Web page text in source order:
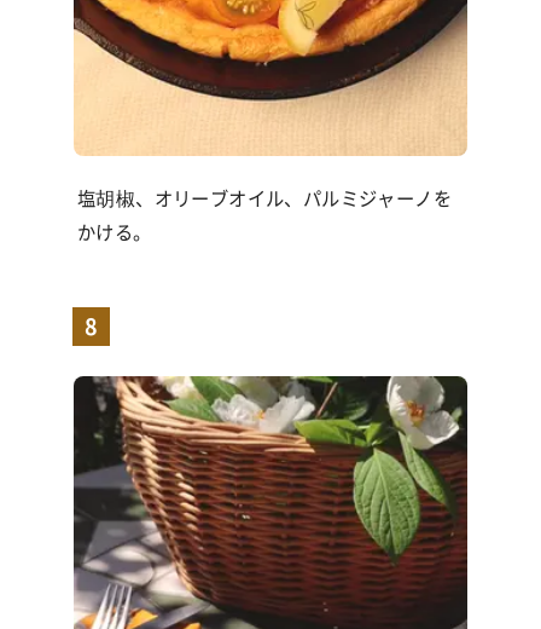
塩胡椒、オリーブオイル、パルミジャーノを
かける。
8